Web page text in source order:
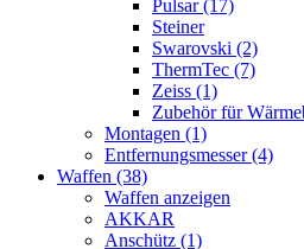
Pulsar (17)
Steiner
Swarovski (2)
ThermTec (7)
Zeiss (1)
Zubehör für
Montagen (1)
Entfernungsmesser (4)
Waffen (38)
Waffen anzeigen
AKKAR
Anschütz (1)